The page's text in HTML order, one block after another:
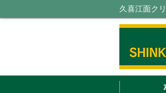
久喜江面ク